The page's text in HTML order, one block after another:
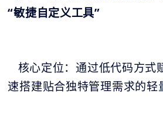
“敏捷自定义工具”
核心定位：通过低代码方式
速搭建贴合独特管理需求的轻